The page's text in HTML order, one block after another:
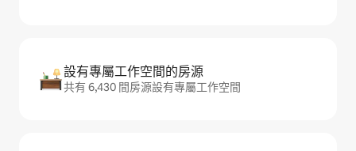
設有專屬工作空間的房源
共有 6,430 間房源設有專屬工作空間